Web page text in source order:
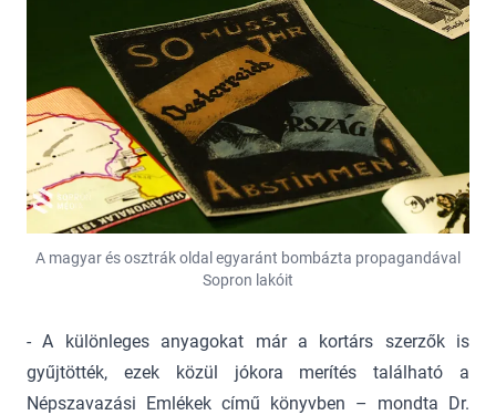
A magyar és osztrák oldal egyaránt bombázta propagandával
Sopron lakóit
- A különleges anyagokat már a kortárs szerzők is
gyűjtötték, ezek közül jókora merítés található a
Népszavazási Emlékek című könyvben – mondta Dr.